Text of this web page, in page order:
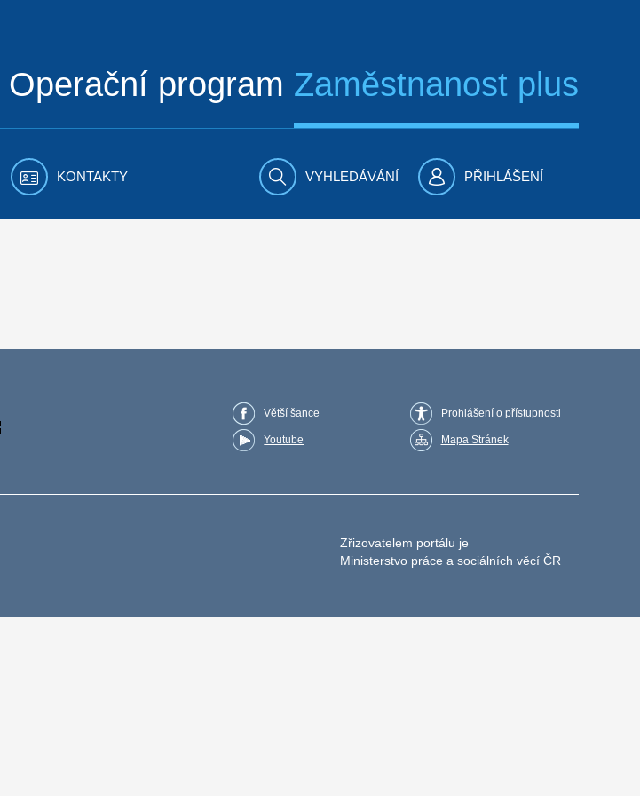
Operační program Zaměstnanost plus
KONTAKTY VYHLEDÁVÁNÍ PŘIHLÁŠENÍ
Větší šance
Youtube
Prohlášení o přístupnosti
Mapa Stránek
Zřizovatelem portálu je
Ministerstvo práce a sociálních věcí ČR